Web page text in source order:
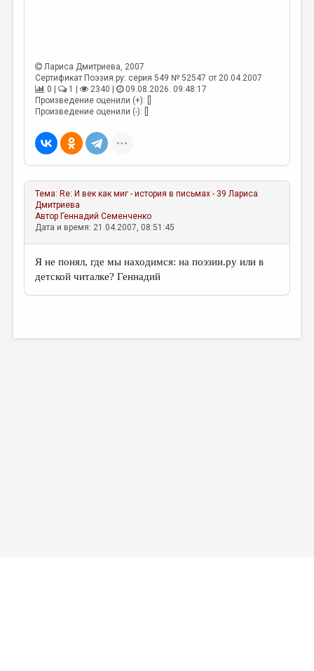
Лариса Дмитриева, 2007
Сертификат Поэзия.ру: серия 549 № 52547 от 20.04.2007
0 |
1 | 2340 |
09.08.2026. 09:48:17
Произведение оценили (+): []
Произведение оценили (-): []
Тема: Re: И век как миг - история в письмах - 39 Лариса
Дмитриева
Автор Геннадий Семенченко
Дата и время: 21.04.2007, 08:51:45
Я не понял, где мы находимся: на поэзии.ру или в
детской читалке? Геннадий